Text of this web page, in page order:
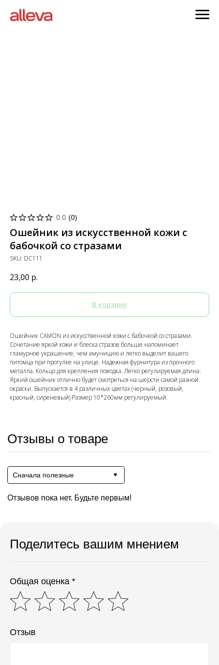
0.0 (0)
Ошейник из искусственной кожи с
бабочкой со стразами
SKU: DC111
23,00 р.
В корзину
Ошейник CAMON из искусственной кожи с бабочкой со стразами.
Сочетание яркой кожи и блеска стразов больше напоминает
гламурное украшение, чем амуницию и легко выделит вашего
питомца при прогулке на улице. Надежная фурнитура из прочного
металла. Кольцо для крепления поводка. Легко регулируемая длина.
Яркий ошейник отлично будет смотреться на шерсти самой разной
окраски. Выпускается в 4 различных цветах (черный, розовый,
красный, сиреневый) Размер 10*260мм регулируемый.
Отзывы о товаре
Сначала полезные
Отзывов пока нет. Будьте первым!
Поделитесь вашим мнением
Общая оценка *
Отзыв